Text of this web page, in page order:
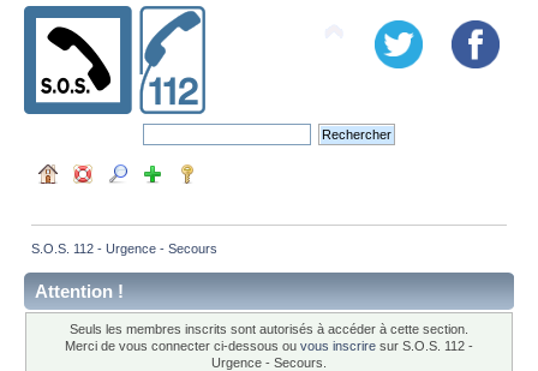
S.O.S. 112 - Urgence - Secours
Attention !
Seuls les membres inscrits sont autorisés à accéder à cette section.
Merci de vous connecter ci-dessous ou vous inscrire sur S.O.S. 112 -
Urgence - Secours.